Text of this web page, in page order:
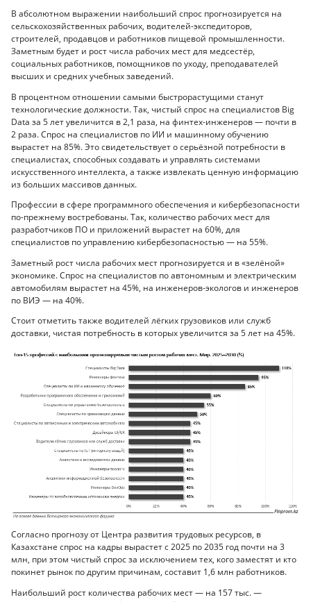
В абсолютном выражении наибольший спрос прогнозируется на
сельскохозяйственных рабочих, водителей-экспедиторов,
строителей, продавцов и работников пищевой промышленности.
Заметным будет и рост числа рабочих мест для медсестёр,
социальных работников, помощников по уходу, преподавателей
высших и средних учебных заведений.
В процентном отношении самыми быстрорастущими станут
технологические должности. Так, чистый спрос на специалистов Big
Data за 5 лет увеличится в 2,1 раза, на финтех-инженеров — почти в
2 раза. Спрос на специалистов по ИИ и машинному обучению
вырастет на 85%. Это свидетельствует о серьёзной потребности в
специалистах, способных создавать и управлять системами
искусственного интеллекта, а также извлекать ценную информацию
из больших массивов данных.
Профессии в сфере программного обеспечения и кибербезопасности
по-прежнему востребованы. Так, количество рабочих мест для
разработчиков ПО и приложений вырастет на 60%, для
специалистов по управлению кибербезопасностью — на 55%.
Заметный рост числа рабочих мест прогнозируется и в «зелёной»
экономике. Спрос на специалистов по автономным и электрическим
автомобилям вырастет на 45%, на инженеров-экологов и инженеров
по ВИЭ — на 40%.
Стоит отметить также водителей лёгких грузовиков или служб
доставки, чистая потребность в которых увеличится за 5 лет на 45%.
Согласно прогнозу от Центра развития трудовых ресурсов, в
Казахстане спрос на кадры вырастет с 2025 по 2035 год почти на 3
млн, при этом чистый спрос за исключением тех, кого заместят и кто
покинет рынок по другим причинам, составит 1,6 млн работников.
Наибольший рост количества рабочих мест — на 157 тыс. —